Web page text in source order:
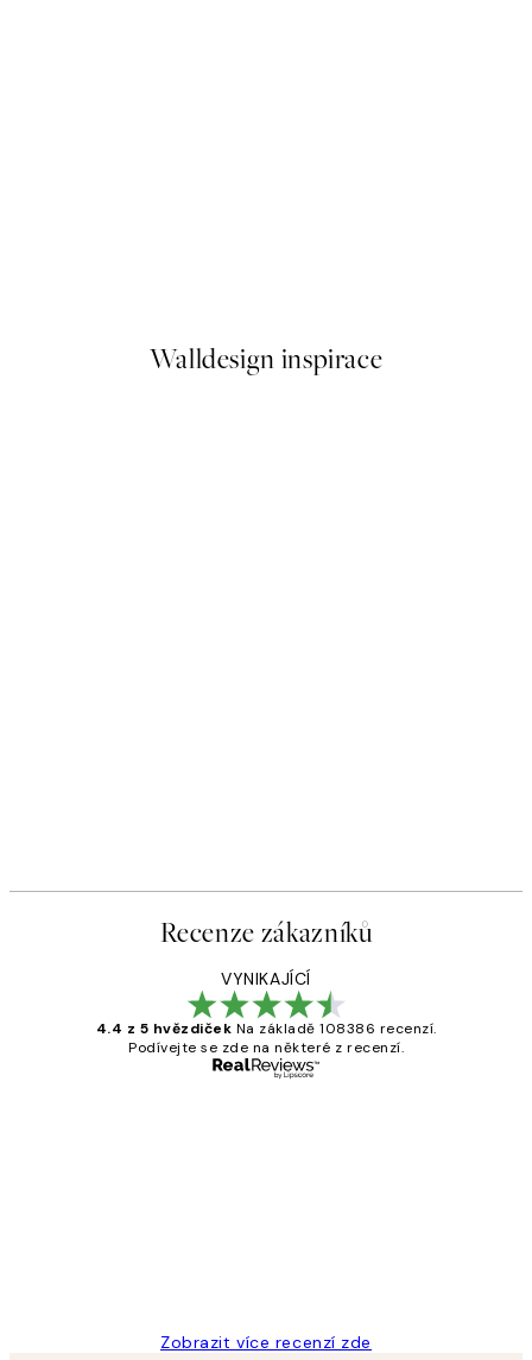
Walldesign inspirace
Recenze zákazníků
VYNIKAJÍCÍ
4.4 z 5 hvězdiček Na základě 108386 recenzí.
Podívejte se zde na některé z recenzí.
Zobrazit více recenzí zde